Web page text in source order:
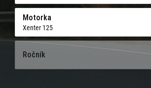
Motorka
Xenter 125
Ročník